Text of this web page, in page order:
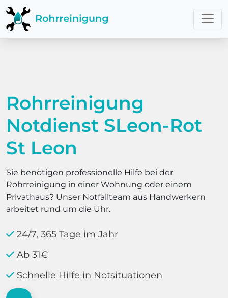
Rohrreinigung
Notdienst SLeon-Rot
St Leon
Sie benötigen professionelle Hilfe bei der
Rohrreinigung in einer Wohnung oder einem
Privathaus? Unser Notfallteam aus Handwerkern
arbeitet rund um die Uhr.
24/7, 365 Tage im Jahr
Ab 31€
Schnelle Hilfe in Notsituationen